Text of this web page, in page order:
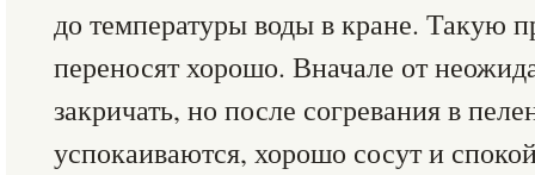
до температуры воды в кране. Такую
переносят хорошо. Вначале от
закричать, но после согревания в
успокаиваются, хорошо сосут и